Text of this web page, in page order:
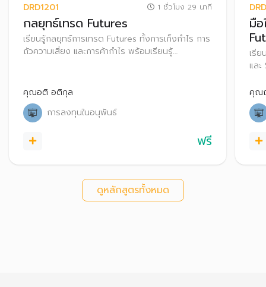
DRD1201 1 ชั่วโมง 29 นาที
กลยุทธ์เทรด Futures
เรียนรู้กลยุทธ์การเทรด Futures ทั้งการเก็งกําไร การ
ถัวความเสี่ยง และการค้ากําไร พร้อมเรียนรู้
คุณอติ อติกุล
การลงทุนในอนุพันธ์
ฟรี
มื
เรี
แล
คุณ
ดูหลักสูตรทั้งหมด